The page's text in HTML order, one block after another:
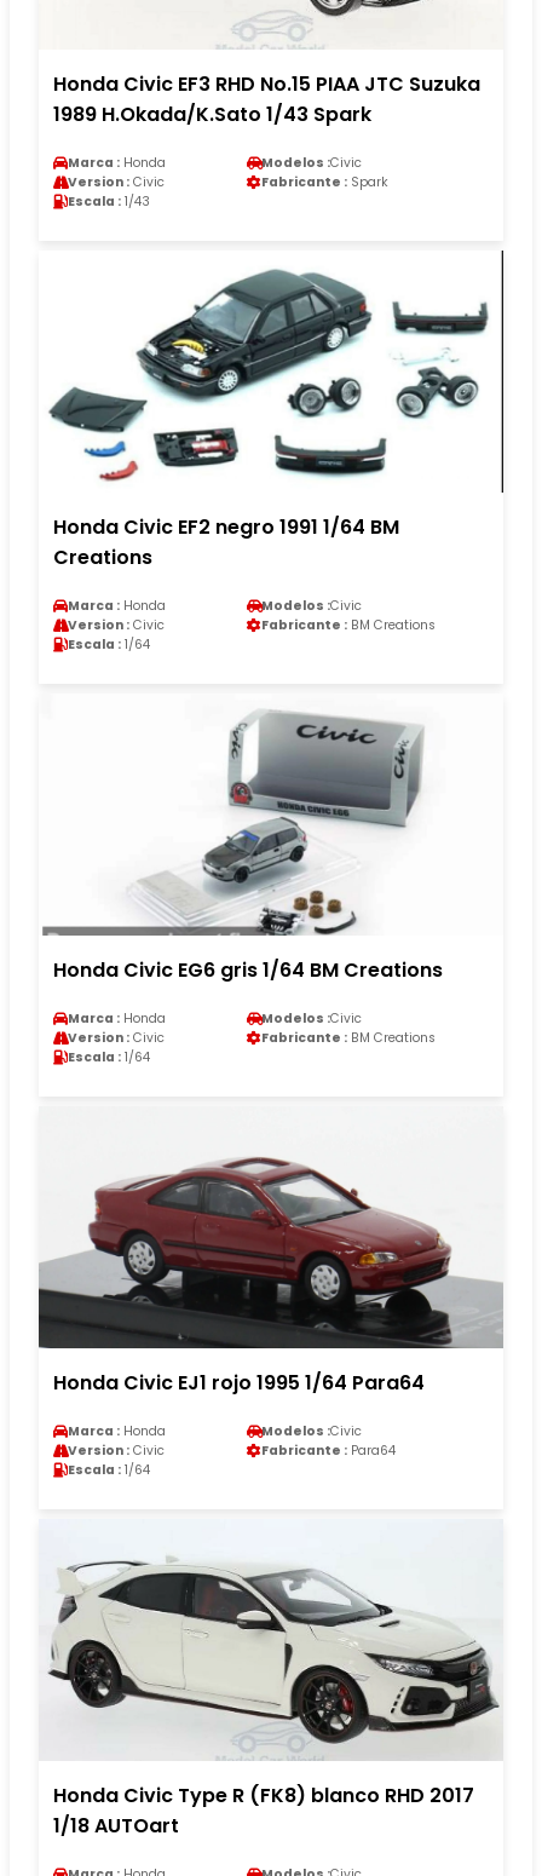
Honda Civic EF3 RHD No.15 PIAA JTC Suzuka
1989 H.Okada/K.Sato 1/43 Spark
Marca : Honda Modelos :Civic
Version : Civic Fabricante : Spark
Escala : 1/43
Honda Civic EF2 negro 1991 1/64 BM
Creations
Marca : Honda Modelos :Civic
Version : Civic Fabricante : BM Creations
Escala : 1/64
Honda Civic EG6 gris 1/64 BM Creations
Marca : Honda Modelos :Civic
Version : Civic Fabricante : BM Creations
Escala : 1/64
Honda Civic EJ1 rojo 1995 1/64 Para64
Marca : Honda Modelos :Civic
Version : Civic Fabricante : Para64
Escala : 1/64
Honda Civic Type R (FK8) blanco RHD 2017
1/18 AUTOart